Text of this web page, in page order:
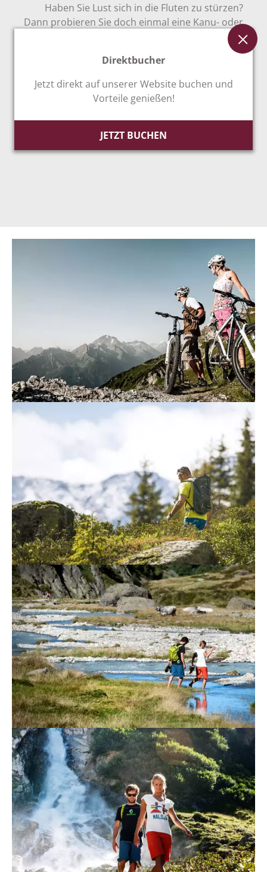
Haben Sie Lust sich in die Fluten zu stürzen?
Dann probieren Sie doch einmal eine Kanu- oder
Raftingfahrt aus. Sie sind mit Profis im
Wildwasser unterwegs, die Ihnen mit Rat und Tat
zur Seite stehen. Es wird vielleicht ein wenig
nass, der Spaß ist dafür umso größer!
Direktbucher
Jetzt direkt auf unserer Website buchen und
Vorteile genießen!
JETZT BUCHEN